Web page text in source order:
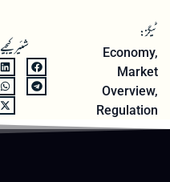
ٹیگز:
Economy,
Market
Overview,
Regulation
شئیر